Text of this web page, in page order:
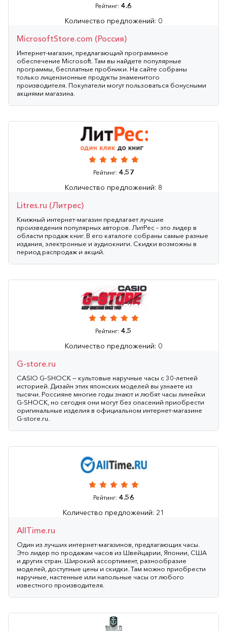
Рейтинг: 4.6
Количество предложений: 0
MicrosoftStore.com (Россия)
Интернет-магазин, предлагающий программное
обеспечение Microsoft. Там вы найдете популярные
программы, бесплатные пробники. На сайте собраны
только лицензионные продукты знаменитого
производителя. Покупатели могут пользоваться бонусными
акциями магазина.
Рейтинг: 4.57
Количество предложений: 8
Litres.ru (Литрес)
Книжный интернет-магазин предлагает лучшие
произведения популярных авторов. ЛитРес – это лидер в
области продаж книг. В его каталоге собраны самые разные
издания, электронные и аудиокниги. Скидки возможны в
период распродаж и акций.
Рейтинг: 4.5
Количество предложений: 0
G-store.ru
CASIO G–SHOCK — культовые наручные часы с 30-летней
историей. Дизайн этих японских моделей вы узнаете из
тысячи. Россияне многие годы знают и любят часы линейки
G-SHOCK, но сегодня они могут без опасений приобрести
оригинальные изделия в официальном интернет-магазине
G-store.ru.
Рейтинг: 4.56
Количество предложений: 21
AllTime.ru
Один из лучших интернет-магазинов, предлагающих часы.
Это лидер по продажам часов из Швейцарии, Японии, США
и других стран. Широкий ассортимент, разнообразие
моделей, доступные цены и скидки. Там можно приобрести
наручные, настенные или напольные часы от любого
известного производителя.